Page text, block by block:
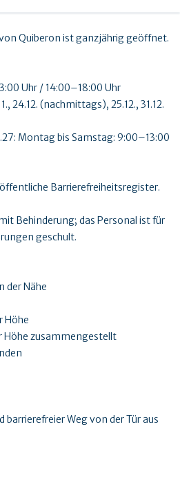
Quiberon ist ganzjährig geöffnet.
Uhr / 14:00–18:00 Uhr
24.12. (nachmittags), 25.12., 31.12.
Montag bis Samstag: 9:00–13:00
Barrierefreiheitsregister.
Behinderung; das Personal ist für
geschult.
der Nähe
Höhe
Höhe zusammengestellt
barrierefreier Weg von der Tür aus